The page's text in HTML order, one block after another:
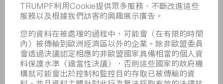
合規
舉報系統
新聞稿
雜誌
可持續性
環境和氣候
社會和公共事務